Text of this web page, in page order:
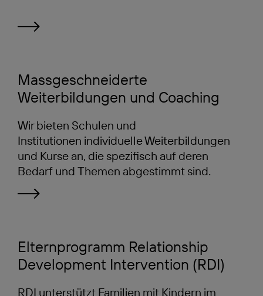
Massgeschneiderte
Weiterbildungen und Coaching
Wir bieten Schulen und
Institutionen individuelle Weiterbildungen
und Kurse an, die spezifisch auf deren
Bedarf und Themen abgestimmt sind.
Elternprogramm Relationship
Development Intervention (RDI)
RDI unterstützt Familien mit Kindern im